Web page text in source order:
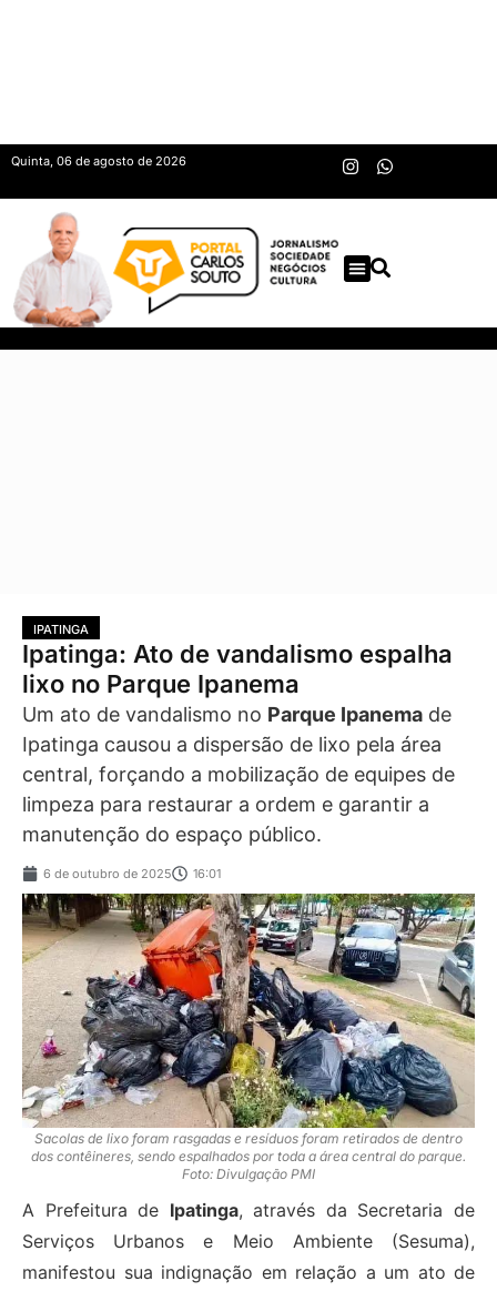
Quinta, 06 de agosto de 2026
IPATINGA
Ipatinga: Ato de vandalismo espalha
lixo no Parque Ipanema
Um ato de vandalismo no Parque Ipanema de
Ipatinga causou a dispersão de lixo pela área
central, forçando a mobilização de equipes de
limpeza para restaurar a ordem e garantir a
manutenção do espaço público.
6 de outubro de 2025 16:01
Sacolas de lixo foram rasgadas e resíduos foram retirados de dentro
dos contêineres, sendo espalhados por toda a área central do parque.
Foto: Divulgação PMI
A Prefeitura de Ipatinga, através da Secretaria de
Serviços Urbanos e Meio Ambiente (Sesuma),
manifestou sua indignação em relação a um ato de